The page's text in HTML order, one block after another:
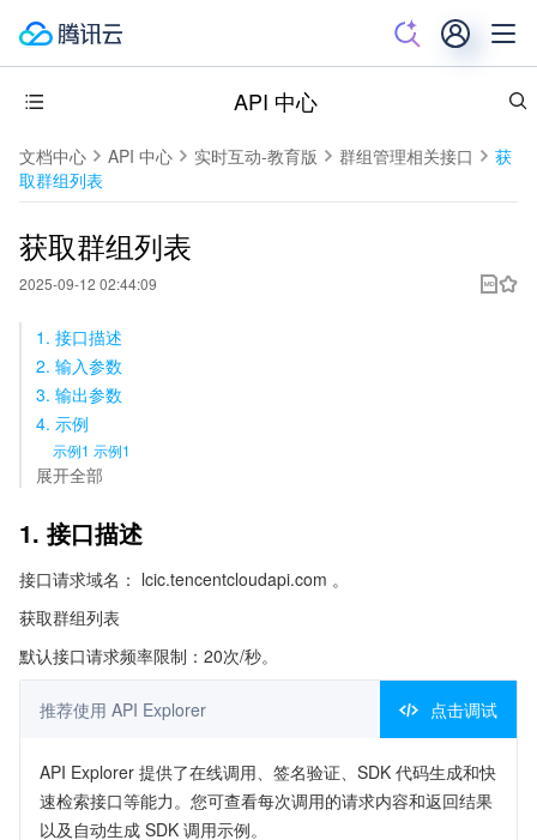
API 中心
文档中心 API 中心 实时互动-教育版 群组管理相关接口
获
取群组列表
获取群组列表
2025-09-12 02:44:09
1. 接口描述
2. 输入参数
3. 输出参数
4. 示例
示例1 示例1
展开全部
1. 接口描述
接口请求域名： lcic.tencentcloudapi.com 。
获取群组列表
默认接口请求频率限制：20次/秒。
推荐使用 API Explorer 点击调试
API Explorer 提供了在线调用、签名验证、SDK 代码生成和快
速检索接口等能力。您可查看每次调用的请求内容和返回结果
以及自动生成 SDK 调用示例。